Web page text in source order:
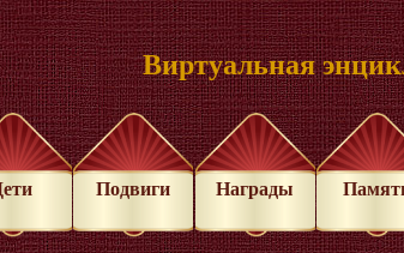
Виртуальная
Подвиги Награды